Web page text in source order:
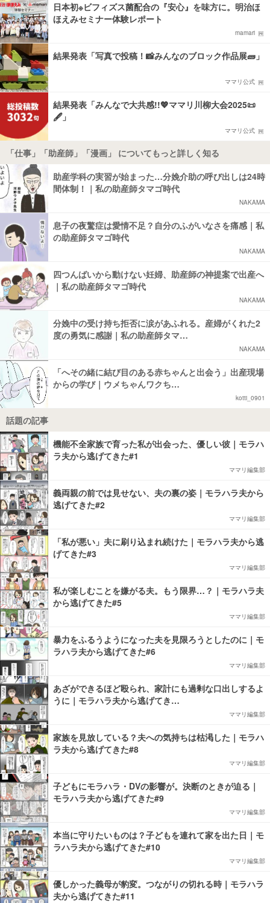
日本初※ビフィズス菌配合の『安心』を味方に。明治ほ
ほえみセミナー体験レポート
mamari
結果発表「写真で投稿！📸みんなのブロック作品展🧱」
ママリ公式
結果発表「みんなで大共感!!💖ママリ川柳大会2025📜
🖋️」
ママリ公式
「仕事」「助産師」「漫画」 についてもっと詳しく知る
助産学科の実習が始まった…分娩介助の呼び出しは24時
間体制！｜私の助産師タマゴ時代
NAKAMA
息子の夜驚症は愛情不足？自分のふがいなさを痛感｜私
の助産師タマゴ時代
NAKAMA
四つんばいから動けない妊婦、助産師の神提案で出産へ
｜私の助産師タマゴ時代
NAKAMA
分娩中の受け持ち拒否に涙があふれる。産婦がくれた2
度の勇気に感謝｜私の助産師タマ…
NAKAMA
「へその緒に結び目のある赤ちゃんと出会う」出産現場
からの学び｜ウメちゃんワクち…
kotti_0901
話題の記事
機能不全家族で育った私が出会った、優しい彼｜モラハ
ラ夫から逃げてきた#1
ママリ編集部
義両親の前では見せない、夫の裏の姿｜モラハラ夫から
逃げてきた#2
ママリ編集部
「私が悪い」夫に刷り込まれ続けた｜モラハラ夫から逃
げてきた#3
ママリ編集部
私が楽しむことを嫌がる夫。もう限界…？｜モラハラ夫
から逃げてきた#5
ママリ編集部
暴力をふるうようになった夫を見限ろうとしたのに｜モ
ラハラ夫から逃げてきた#6
ママリ編集部
あざができるほど殴られ、家計にも過剰な口出しするよ
うに｜モラハラ夫から逃げてき…
ママリ編集部
家族を見放している？夫への気持ちは枯渇した｜モラハ
ラ夫から逃げてきた#8
ママリ編集部
子どもにモラハラ・DVの影響が。決断のときが迫る｜
モラハラ夫から逃げてきた#9
ママリ編集部
本当に守りたいものは？子どもを連れて家を出た日｜モ
ラハラ夫から逃げてきた#10
ママリ編集部
優しかった義母が豹変。つながりの切れる時｜モラハラ
夫から逃げてきた#11